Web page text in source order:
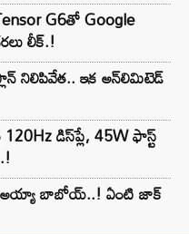
G6తో Google
లీక్.!
నిలిపివేత.. ఇక అన్‌లిమిటెడ్
డిస్‌ప్లే, 45W ఫాస్ట్
అయ్యా బాబోయ్..! ఏంటి జాక్